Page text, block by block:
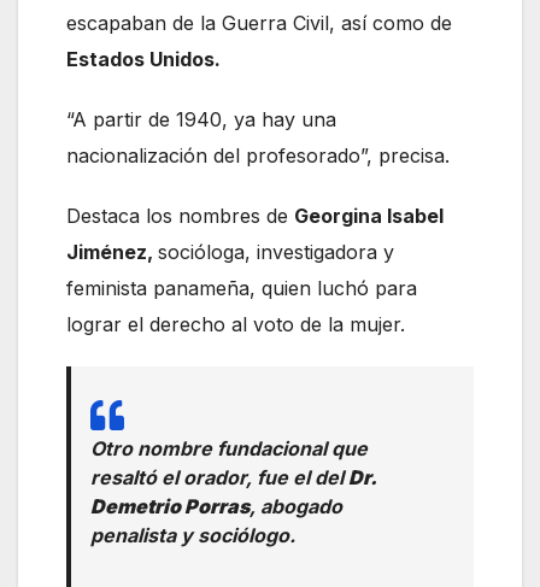
escapaban de la Guerra Civil, así como de
Estados Unidos.
“A partir de 1940, ya hay una
nacionalización del profesorado”, precisa.
Destaca los nombres de Georgina Isabel
Jiménez, socióloga, investigadora y
feminista panameña, quien luchó para
lograr el derecho al voto de la mujer.
Otro nombre fundacional que
resaltó el orador, fue el delDr.
Demetrio Porras, abogado
penalista y sociólogo.